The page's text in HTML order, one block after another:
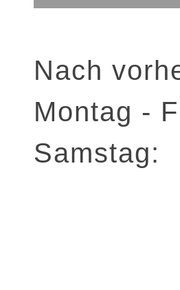
Nach
Montag -
Samstag: